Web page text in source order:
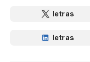
letras
letras